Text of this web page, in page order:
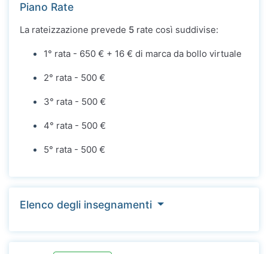
Piano Rate
La rateizzazione prevede 5 rate così suddivise:
1° rata - 650 € + 16 € di marca da bollo virtuale
2° rata - 500 €
3° rata - 500 €
4° rata - 500 €
5° rata - 500 €
Elenco degli insegnamenti